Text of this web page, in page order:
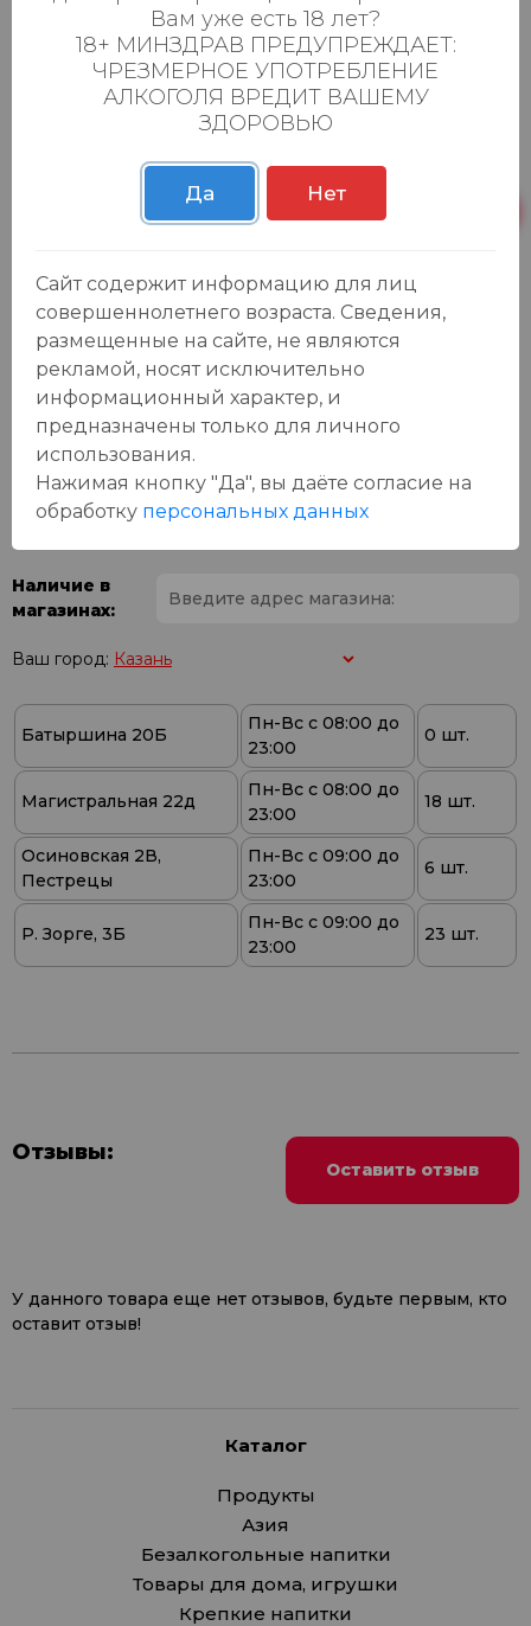
льда и газированной воды.
Немного истории: Яркий, фруктовый, с
активными цитрусовыми нотами, вермут
Martini "Fiero" представляет собой смесь
изысканных белых вин, настоянную на
цедре красных испанских апельсинов.
Кожура каждого апельсина нарезается
вручную длинными полосками и
Такой метод очень трудоемкий, но
позволяет сохранить большую часть
эфирных масел, содержащихся в кожуре.
Впервые Мартини "Фиеро" выпустили в 1998
году для стран Бенилюкса. Постепенно он
завоевал поклонников в странах Европы и
продолжает очаровывать все новых
почитателей вермутов.
Наличие в
магазинах:
Ваш город:
Батыршина 20Б
Пн-Вс с 08:00 до
23:00
0 шт.
Магистральная 22д
Пн-Вс с 08:00 до
23:00
18 шт.
Осиновская 2В,
Пестрецы
Пн-Вс с 09:00 до
23:00
6 шт.
Р. Зорге, 3Б
Пн-Вс с 09:00 до
23:00
23 шт.
Отзывы:
Оставить отзыв
У данного товара еще нет отзывов, будьте первым, кто
оставит отзыв!
Каталог
Продукты
Азия
Безалкогольные напитки
Товары для дома, игрушки
Крепкие напитки
Вам уже есть 18 лет?
18+ МИНЗДРАВ ПРЕДУПРЕЖДАЕТ:
ЧРЕЗМЕРНОЕ УПОТРЕБЛЕНИЕ
АЛКОГОЛЯ ВРЕДИТ ВАШЕМУ
ЗДОРОВЬЮ
Да Нет
Сайт содержит информацию для лиц
совершеннолетнего возраста. Сведения,
размещенные на сайте, не являются
рекламой, носят исключительно
информационный характер, и
предназначены только для личного
использования.
Нажимая кнопку "Да", вы даёте cогласие на
обработку персональных данных